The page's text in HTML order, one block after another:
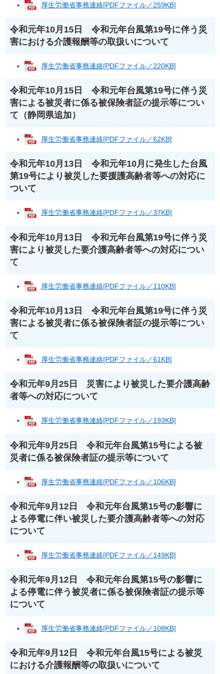
厚生労働省事務連絡[PDFファイル／259KB]
令和元年10月15日 令和元年台風第19号に伴う災
害における介護報酬等の取扱いについて
厚生労働省事務連絡[PDFファイル／220KB]
令和元年10月15日 令和元年台風第19号に伴う災
害による被災者に係る被保険者証の提示等につい
て（静岡県追加）
厚生労働省事務連絡[PDFファイル／62KB]
令和元年10月13日 令和元年10月に発生した台風
第19号により被災した要援護高齢者等への対応に
ついて
厚生労働省事務連絡[PDFファイル／37KB]
令和元年10月13日 令和元年台風第19号に伴う災
害により被災した要介護高齢者等への対応につい
て
厚生労働省事務連絡[PDFファイル／110KB]
令和元年10月13日 令和元年台風第19号に伴う災
害による被災者に係る被保険者証の提示等につい
て
厚生労働省事務連絡[PDFファイル／61KB]
令和元年9月25日 災害により被災した要介護高齢
者等への対応について
厚生労働省事務連絡[PDFファイル／193KB]
令和元年9月25日 令和元年台風第15号による被
災者に係る被保険者証の提示等について
厚生労働省事務連絡[PDFファイル／106KB]
令和元年9月12日 令和元年台風第15号の影響に
よる停電に伴い被災した要介護高齢者等への対応
について
厚生労働省事務連絡[PDFファイル／149KB]
令和元年9月12日 令和元年台風第15号の影響に
よる停電に伴う被災者に係る被保険者証の提示等
について
厚生労働省事務連絡[PDFファイル／108KB]
令和元年9月12日 令和元年台風15号による被災
における介護報酬等の取扱いについて